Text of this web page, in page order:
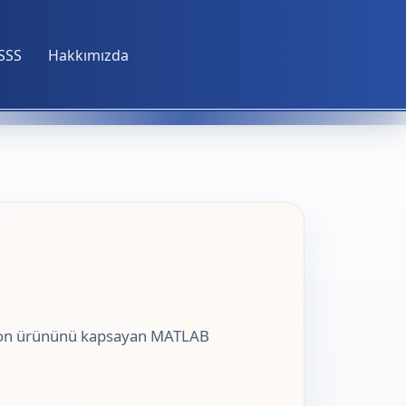
Hakkımızda
ürününü kapsayan MATLAB